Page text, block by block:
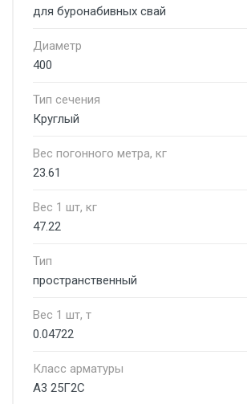
для буронабивных свай
Диаметр
400
Тип сечения
Круглый
Вес погонного метра, кг
23.61
Вес 1 шт, кг
47.22
Тип
пространственный
Вес 1 шт, т
0.04722
Класс арматуры
А3 25Г2С